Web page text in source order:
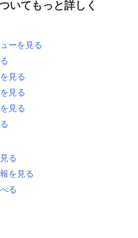
いてもっと詳しく
ーを見る
見る
見る
見る
る
を見る
る